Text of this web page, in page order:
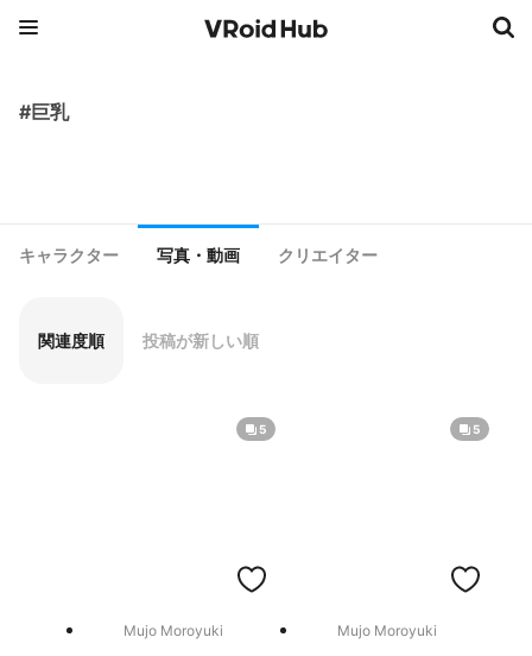
#巨乳
キャラクター 写真・動画 クリエイター
関連度順 投稿が新しい順
5
Mujo Moroyuki
5
Mujo Moroyuki